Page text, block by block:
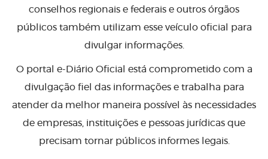
conselhos regionais e federais e outros órgãos
públicos também utilizam esse veículo oficial para
divulgar informações.
O portal e-Diário Oficial está comprometido com a
divulgação fiel das informações e trabalha para
atender da melhor maneira possível às necessidades
de empresas, instituições e pessoas jurídicas que
precisam tornar públicos informes legais.